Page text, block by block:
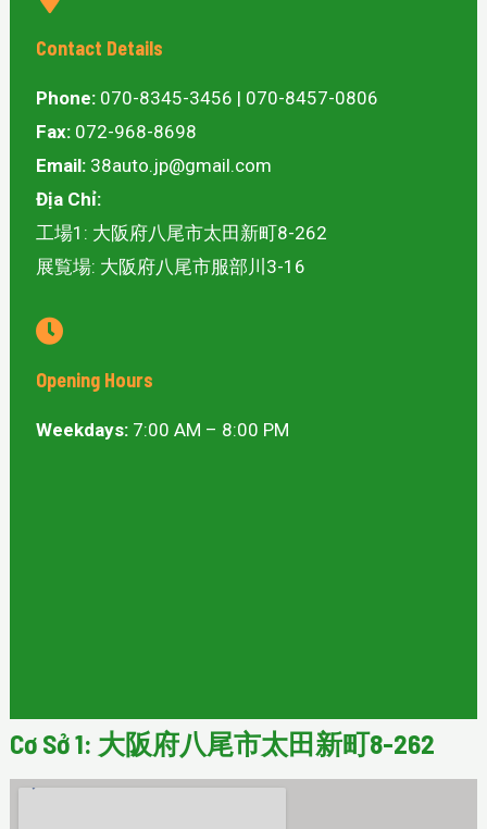
Contact Details
Phone: 070-8345-3456 | 070-8457-0806
Fax: 072-968-8698
Email: 38auto.jp@gmail.com
Địa Chỉ:
工場1: 大阪府八尾市太田新町8-262
展覧場: 大阪府八尾市服部川3-16
Opening Hours
Weekdays: 7:00 AM – 8:00 PM
Cơ Sở 1: 大阪府八尾市太田新町8-262